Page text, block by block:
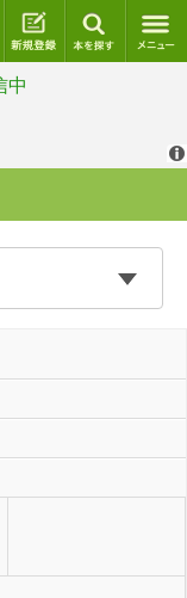
ログイン 新規登録